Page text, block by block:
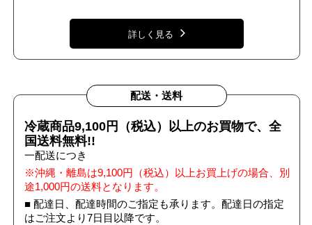
詳しく見る
配送・送料
冷蔵商品9,100円（税込）以上のお買物で、全
国送料無料!!
一配送につき
※沖縄・離島は9,100円（税込）以上お買上げの場合、別
途1,000円の送料となります。
■ 配達日、配達時間のご指定も承ります。配達日の指定
はご注文より7日目以降です。